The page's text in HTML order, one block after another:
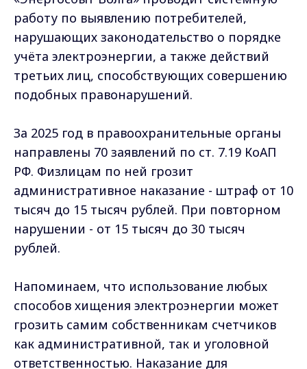
работу по выявлению потребителей,
нарушающих законодательство о порядке
учёта электроэнергии, а также действий
третьих лиц, способствующих совершению
подобных правонарушений.
За 2025 год в правоохранительные органы
направлены 70 заявлений по ст. 7.19 КоАП
РФ. Физлицам по ней грозит
административное наказание - штраф от 10
тысяч до 15 тысяч рублей. При повторном
нарушении - от 15 тысяч до 30 тысяч
рублей.
Напоминаем, что использование любых
способов хищения электроэнергии может
грозить самим собственникам счетчиков
как административной, так и уголовной
ответственностью. Наказание для